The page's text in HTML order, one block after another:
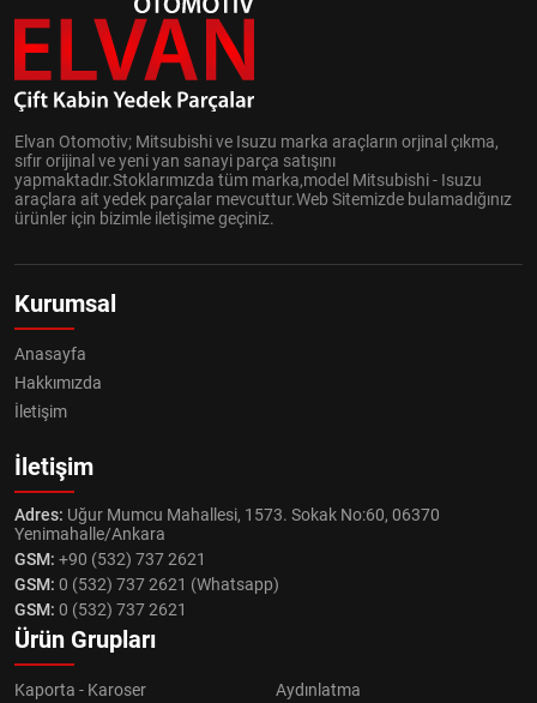
Elvan Otomotiv; Mitsubishi ve Isuzu marka araçların orjinal çıkma,
sıfır orijinal ve yeni yan sanayi parça satışını
yapmaktadır.Stoklarımızda tüm marka,model Mitsubishi - Isuzu
araçlara ait yedek parçalar mevcuttur.Web Sitemizde bulamadığınız
ürünler için bizimle iletişime geçiniz.
Kurumsal
Anasayfa
Hakkımızda
İletişim
İletişim
Adres: Uğur Mumcu Mahallesi, 1573. Sokak No:60, 06370
Yenimahalle/Ankara
GSM: +90 (532) 737 2621
GSM: 0 (532) 737 2621 (Whatsapp)
GSM: 0 (532) 737 2621
Ürün Grupları
Kaporta - Karoser
Aydınlatma